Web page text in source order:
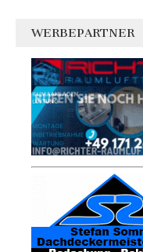
WERBEPARTNER